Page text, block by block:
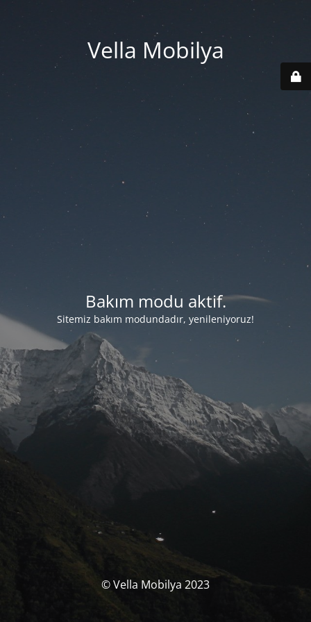
Vella Mobilya
Bakım modu aktif.
Sitemiz bakım modundadır, yenileniyoruz!
© Vella Mobilya 2023